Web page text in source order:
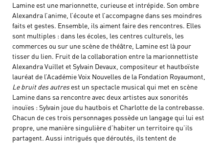
Lamine est une marionnette, curieuse et intrépide. Son ombre
Alexandra l’anime, l’écoute et l’accompagne dans ses moindres
faits et gestes. Ensemble, ils aiment faire des rencontres. Elles
sont multiples : dans les écoles, les centres culturels, les
commerces ou sur une scène de théâtre, Lamine est là pour
tisser du lien. Fruit de la collaboration entre la marionnettiste
Alexandra Vuillet et Sylvain Devaux, compositeur et hautboïste
lauréat de l’Académie Voix Nouvelles de la Fondation Royaumont,
Le bruit des autresest un spectacle musical qui met en scène
Lamine dans sa rencontre avec deux artistes aux sonorités
inouïes : Sylvain joue du hautbois et Charlotte de la contrebasse.
Chacun de ces trois personnages possède un langage qui lui est
propre, une manière singulière d’habiter un territoire qu’ils
partagent. Aussi intrigués que déroutés, ils tentent de